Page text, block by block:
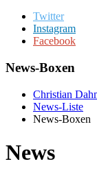
Twitter
Instagram
Facebook
News-Boxen
Christian
News-Liste
News-Boxen
News